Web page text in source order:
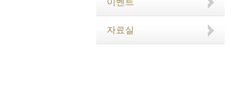
자료실